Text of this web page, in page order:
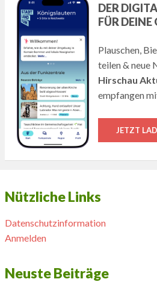
DER
FÜR DEINE
Plauschen,
teilen & neue
Hirschau
empfangen
JETZT
Nützliche Links
Datenschutzinformation
Anmelden
Neuste Beiträge